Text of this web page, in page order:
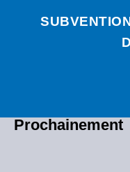
Prochainement